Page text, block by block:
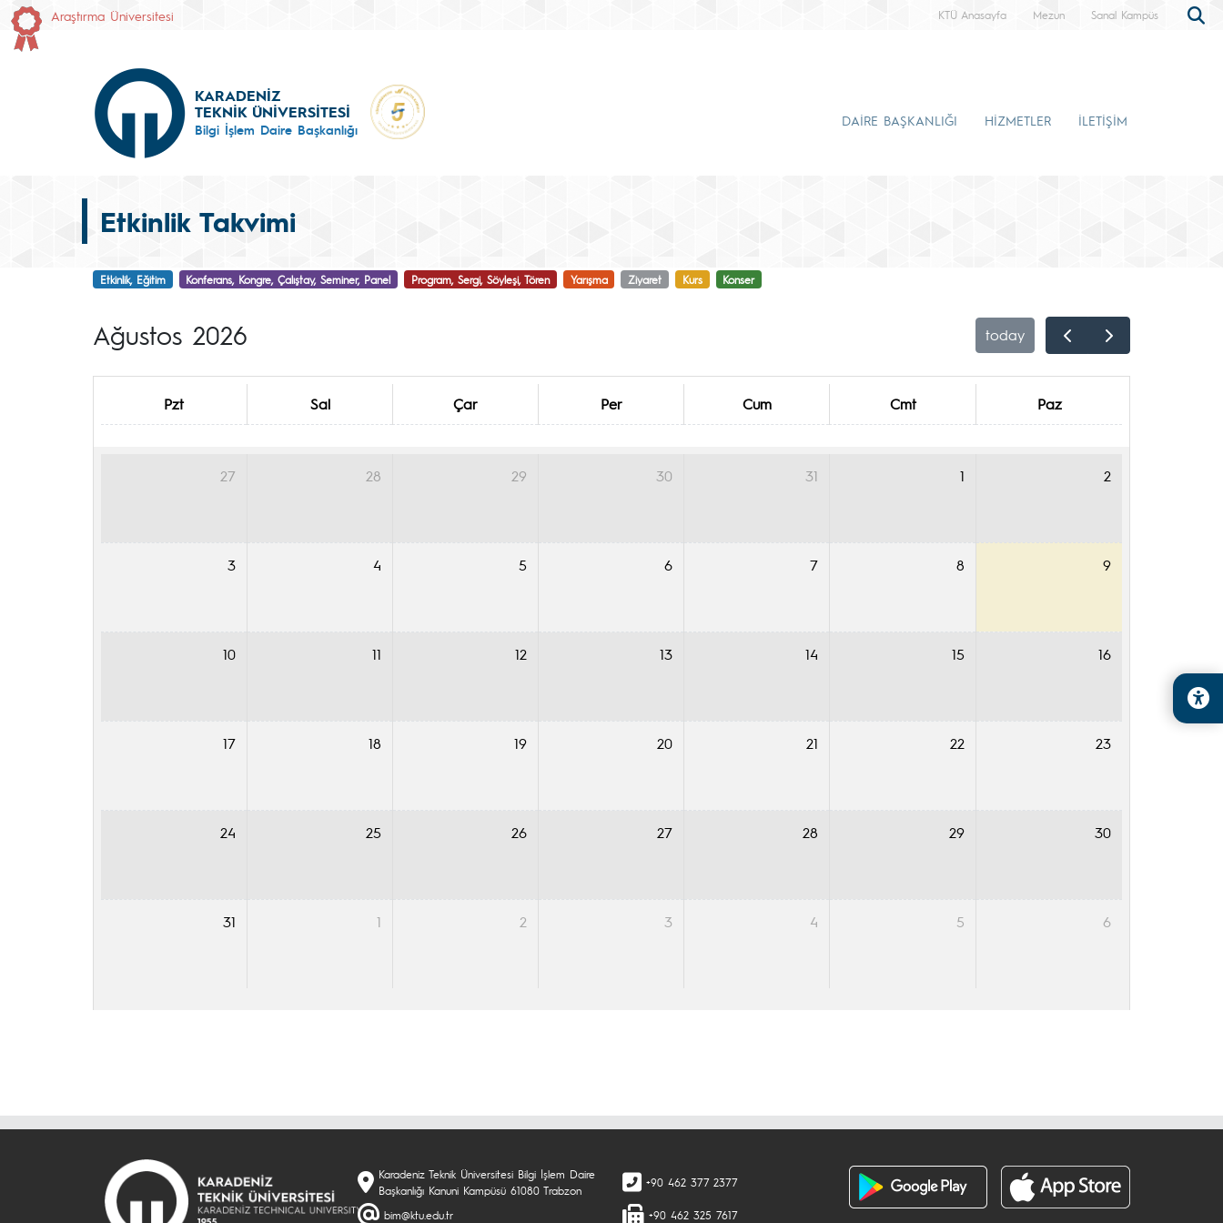
Araştırma Üniversitesi KTÜ Anasayfa Mezun Sanal Kampüs
KARADENİZ
TEKNİK ÜNİVERSİTESİ
Bilgi İşlem Daire Başkanlığı
DAİRE BAŞKANLIĞI HİZMETLER İLETİŞİM
Etkinlik Takvimi
Etkinlik, Eğitim Konferans, Kongre, Çalıştay, Seminer, Panel Program, Sergi, Söyleşi, Tören Yarışma Ziyaret Kurs Konser
Ağustos 2026 today
Pzt Sal Çar Per Cum Cmt Paz
27 28 29 30 31 1 2
3 4 5 6 7 8 9
10 11 12 13 14 15 16
17 18 19 20 21 22 23
24 25 26 27 28 29 30
31 1 2 3 4 5 6
Karadeniz Teknik Üniversitesi Bilgi İşlem Daire
Başkanlığı Kanuni Kampüsü 61080 Trabzon
bim@ktu.edu.tr
+90 462 377 2377
+90 462 325 7617